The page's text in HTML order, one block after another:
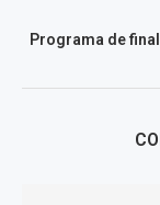
Programa de